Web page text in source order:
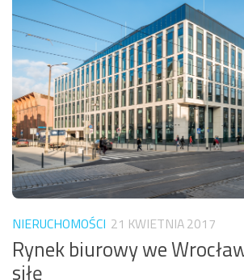
NIERUCHOMOŚCI 21 KWIETNIA 2017
Rynek biurowy we
siłę